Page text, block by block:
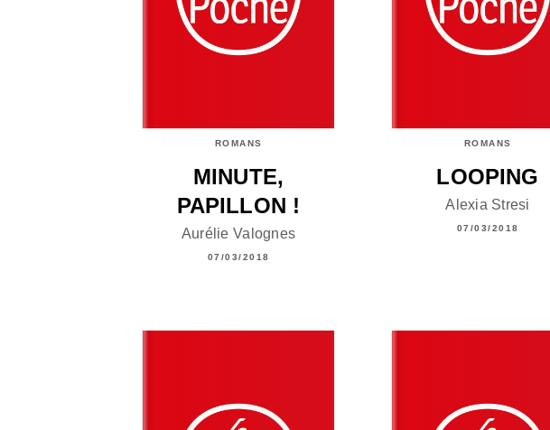
ROMANS
MINUTE,
PAPILLON !
Aurélie Valognes
07/03/2018
ROMANS
LOOPING
Alexia Stresi
07/03/2018